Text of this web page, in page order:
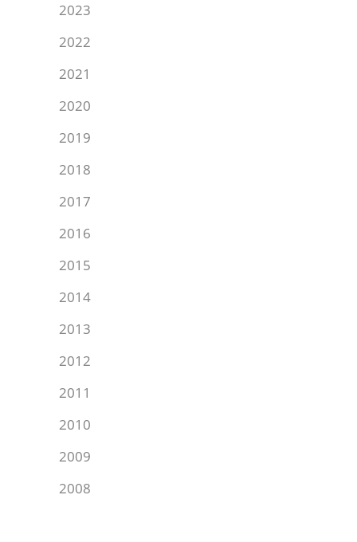
2023
2022
2021
2020
2019
2018
2017
2016
2015
2014
2013
2012
2011
2010
2009
2008